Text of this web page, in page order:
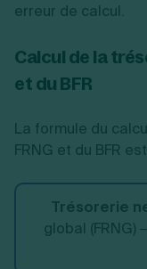
erreur de calcul.
Calcul de la
et du BFR
La formule du
FRNG et du BFR
Trésorerie
global (FRNG)